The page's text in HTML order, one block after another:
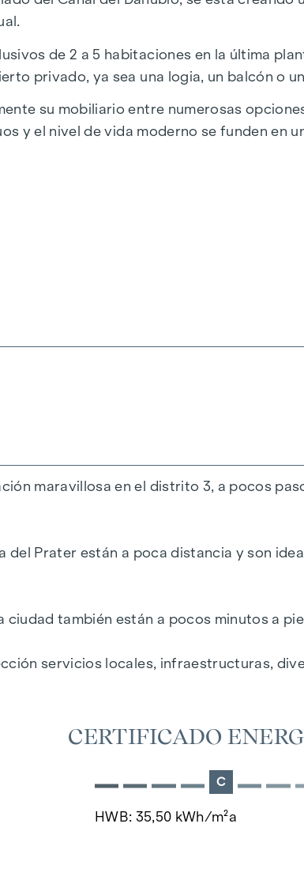
de 2 a 5 habitaciones en la última
privado, ya sea una logia, un balcón o
su mobiliario entre numerosas
y el nivel de vida moderno se funden en
de sus sueños sobre plano, lo que le
diseño individual
aprox. 45 - 186 m²
400 m²)
líneas de mobiliario se pueden
superior
cerca del Prater
directo al espacioso balcón
maravillosa en el distrito 3, a pocos
del Prater están a poca distancia y son
ciudad también están a pocos minutos a
servicios locales, infraestructuras,
CERTIFICADO
C
HWB: 35,50 kWh/m²a